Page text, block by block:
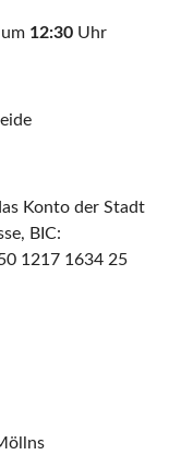
12:30 Uhr
Konto der Stadt
BIC:
1217 1634 25